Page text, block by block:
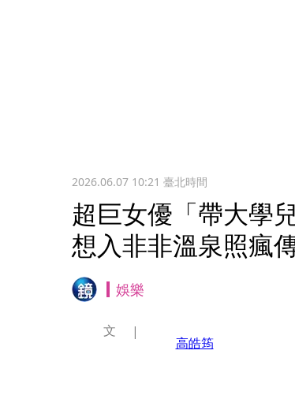
2026.06.07 10:21 臺北時間
超巨女優「帶大學
想入非非溫泉照瘋
娛樂
文
高皓筠